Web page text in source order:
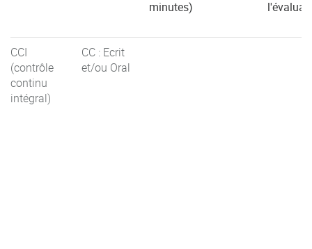
minutes)
CCI
(contrôle
continu
intégral)
CC : Ecrit
et/ou Oral